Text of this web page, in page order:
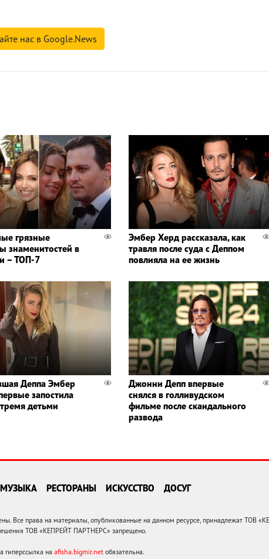
нас в Google.News
грязные
знаменитостей в
– ТОП-7
Эмбер Херд рассказала, как
травля после суда с Деппом
повлияла на ее жизнь
Деппа Эмбер
запостила
детьми
Джонни Депп впервые
снялся в голливудском
фильме после скандального
развода
МУЗЫКА РЕСТОРАНЫ ИСКУССТВО ДОСУГ
права на материалы, опубликованные на данном ресурсе, принадлежат ТОВ
ТОВ «КЕПРЕЙТ ПАРТНЕРС» запрещено.
гиперссылка на afisha.bigmir.net обязательна.